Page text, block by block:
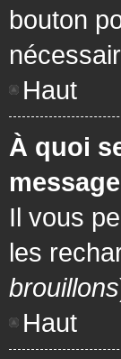
bouton
Haut
À quoi
Il vous
les
brouillons
Haut